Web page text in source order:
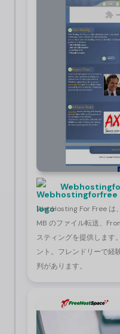
WebHosting For Free は
MB のファイル転送、
スティングを提供します
ント。フレンドリーで経
判があります。